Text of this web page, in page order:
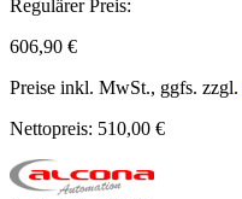
Regulärer Preis:
606,90 €
Preise inkl. MwSt., ggfs. zzgl.
Nettopreis: 510,00 €